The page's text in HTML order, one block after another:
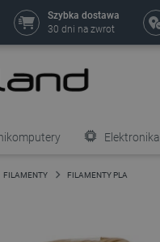
Szybka dostawa
30 dni na zwrot
Elektronika
FILAMENTY FILAMENTY PLA